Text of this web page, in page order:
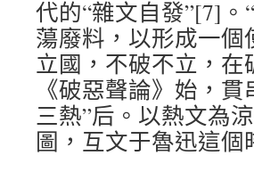
代的“雜文自發”[7]
蕩廢料，以形成一
立國，不破不立，在
《破惡聲論》始，
三熱”后。以熱文為
圖，互文于魯迅這